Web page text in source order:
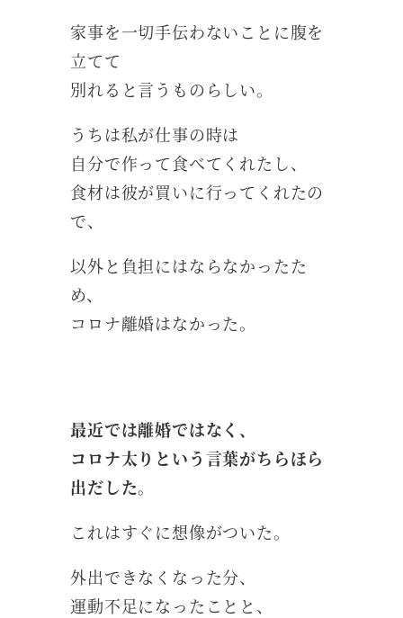
家事を一切手伝わないことに腹を
立てて
別れると言うものらしい。
うちは私が仕事の時は
自分で作って食べてくれたし、
食材は彼が買いに行ってくれたの
で、
以外と負担にはならなかったた
め、
コロナ離婚はなかった。
最近では離婚ではなく、
コロナ太りという言葉がちらほら
出だした。
これはすぐに想像がついた。
外出できなくなった分、
運動不足になったことと、